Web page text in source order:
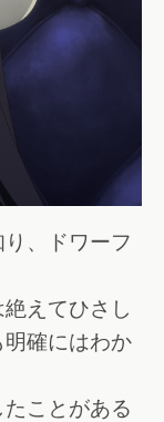
、ドワーフ
えてひさし
明確にはわか
ことがある